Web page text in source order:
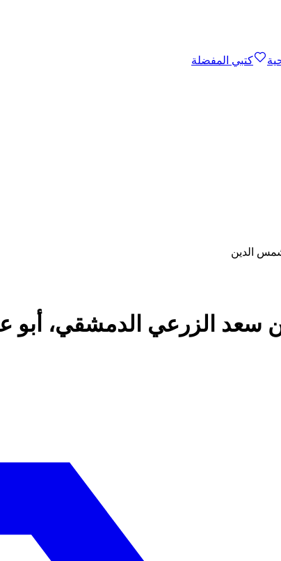
كتبي المفضلة
شمس الدين
سعد الزرعي الدمشقي، أبو